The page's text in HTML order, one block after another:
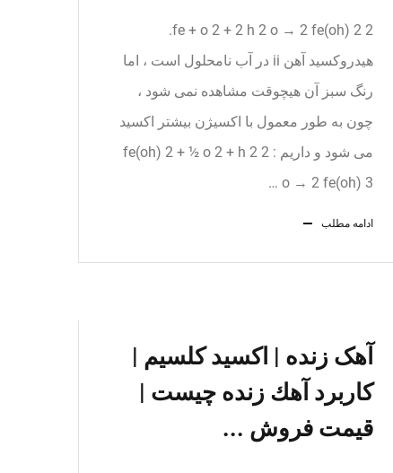
2 fe + o 2 + 2 h 2 o → 2 fe(oh) 2.
هیدروکسید آهن ii در آب نامحلول است ، اما
رنگ سبز آن هیچوقت مشاهده نمی شود ،
چون به طور معمول با اکسیژن بیشتر اکسید
می شود و داریم : 2 fe(oh) 2 + ½ o 2 + h 2
o → 2 fe(oh) 3 …
ادامه مطلب
آهک زنده | اکسید کلسیم |
کاربرد آهك زنده چيست |
قیمت فروش ...